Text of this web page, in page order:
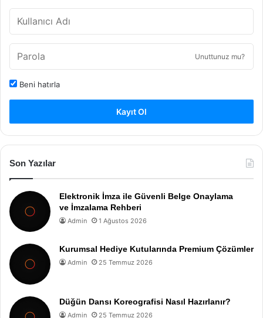
Unuttunuz mu?
Beni hatırla
Kayıt Ol
Son Yazılar
Elektronik İmza ile Güvenli Belge Onaylama
ve İmzalama Rehberi
Admin 1 Ağustos 2026
Kurumsal Hediye Kutularında Premium Çözümler
Admin 25 Temmuz 2026
Düğün Dansı Koreografisi Nasıl Hazırlanır?
Admin 25 Temmuz 2026